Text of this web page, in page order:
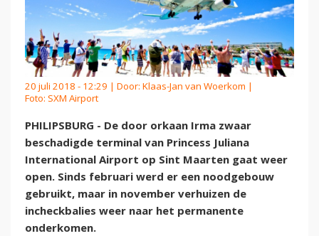
20 juli 2018 - 12:29 | Door: Klaas-Jan van Woerkom |
Foto: SXM Airport
PHILIPSBURG - De door orkaan Irma zwaar
beschadigde terminal van Princess Juliana
International Airport op Sint Maarten gaat weer
open. Sinds februari werd er een noodgebouw
gebruikt, maar in november verhuizen de
incheckbalies weer naar het permanente
onderkomen.